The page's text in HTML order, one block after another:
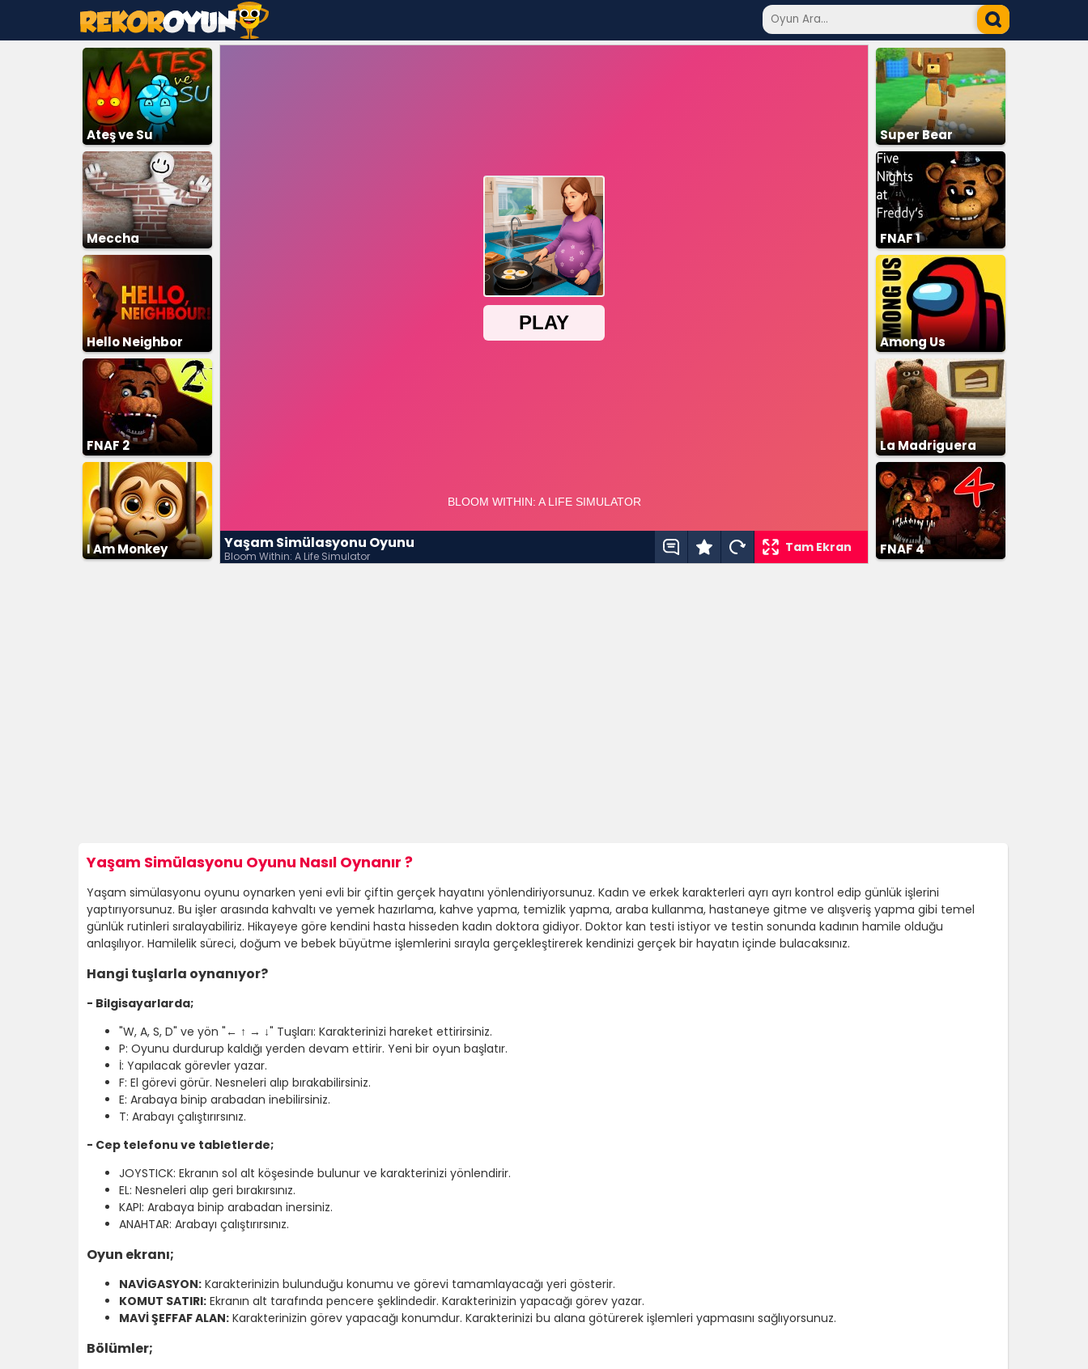
Ateş ve Su
Meccha
Chameleon
Hello Neighbor
FNAF 2
I Am Monkey Yaşam Simülasyonu Oyunu
Bloom Within: A Life Simulator
Tam Ekran
Super Bear
Adventure
FNAF 1
Among Us
La Madriguera
FNAF 4
Yaşam Simülasyonu Oyunu Nasıl Oynanır ?
Yaşam simülasyonu oyunu oynarken yeni evli bir çiftin gerçek hayatını yönlendiriyorsunuz. Kadın ve erkek karakterleri ayrı ayrı kontrol edip günlük işlerini
yaptırıyorsunuz. Bu işler arasında kahvaltı ve yemek hazırlama, kahve yapma, temizlik yapma, araba kullanma, hastaneye gitme ve alışveriş yapma gibi temel
günlük rutinleri sıralayabiliriz. Hikayeye göre kendini hasta hisseden kadın doktora gidiyor. Doktor kan testi istiyor ve testin sonunda kadının hamile olduğu
anlaşılıyor. Hamilelik süreci, doğum ve bebek büyütme işlemlerini sırayla gerçekleştirerek kendinizi gerçek bir hayatın içinde bulacaksınız.
Hangi tuşlarla oynanıyor?
- Bilgisayarlarda;
"W, A, S, D" ve yön "← ↑ → ↓" Tuşları: Karakterinizi hareket ettirirsiniz.
P: Oyunu durdurup kaldığı yerden devam ettirir. Yeni bir oyun başlatır.
İ: Yapılacak görevler yazar.
F: El görevi görür. Nesneleri alıp bırakabilirsiniz.
E: Arabaya binip arabadan inebilirsiniz.
T: Arabayı çalıştırırsınız.
- Cep telefonu ve tabletlerde;
JOYSTICK: Ekranın sol alt köşesinde bulunur ve karakterinizi yönlendirir.
EL: Nesneleri alıp geri bırakırsınız.
KAPI: Arabaya binip arabadan inersiniz.
ANAHTAR: Arabayı çalıştırırsınız.
Oyun ekranı;
NAVİGASYON: Karakterinizin bulunduğu konumu ve görevi tamamlayacağı yeri gösterir.
KOMUT SATIRI: Ekranın alt tarafında pencere şeklindedir. Karakterinizin yapacağı görev yazar.
MAVİ ŞEFFAF ALAN: Karakterinizin görev yapacağı konumdur. Karakterinizi bu alana götürerek işlemleri yapmasını sağlıyorsunuz.
Bölümler;